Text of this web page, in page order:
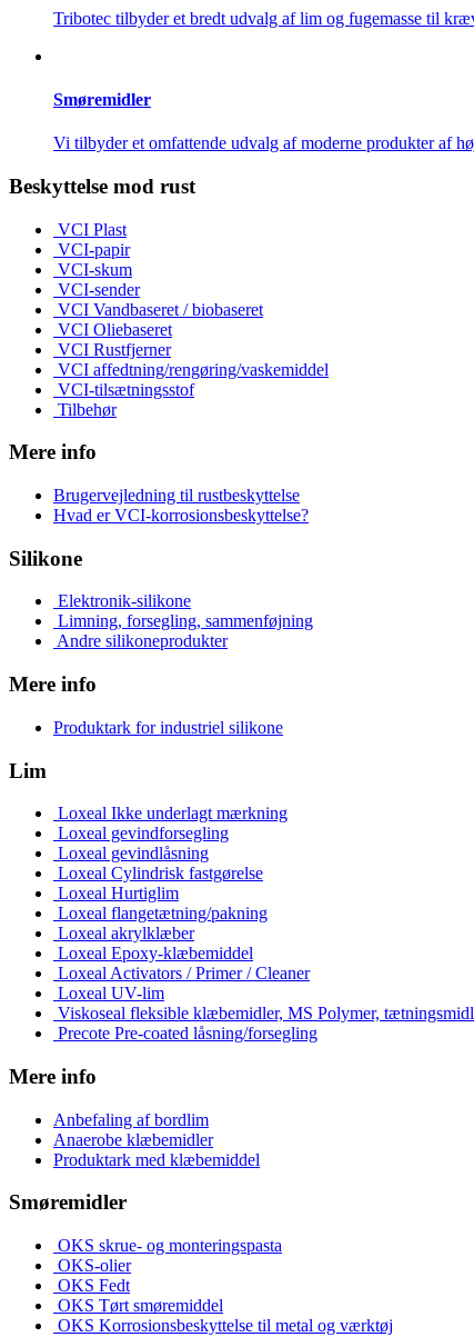
Tribotec tilbyder et bredt udvalg af lim og fugemasse til
Smøremidler
Vi tilbyder et omfattende udvalg af moderne produkter af
Beskyttelse mod rust
VCI Plast
VCI-papir
VCI-skum
VCI-sender
VCI Vandbaseret / biobaseret
VCI Oliebaseret
VCI Rustfjerner
VCI affedtning/rengøring/vaskemiddel
VCI-tilsætningsstof
Tilbehør
Mere info
Brugervejledning til rustbeskyttelse
Hvad er VCI-korrosionsbeskyttelse?
Silikone
Elektronik-silikone
Limning, forsegling, sammenføjning
Andre silikoneprodukter
Mere info
Produktark for industriel silikone
Lim
Loxeal Ikke underlagt mærkning
Loxeal gevindforsegling
Loxeal gevindlåsning
Loxeal Cylindrisk fastgørelse
Loxeal Hurtiglim
Loxeal flangetætning/pakning
Loxeal akrylklæber
Loxeal Epoxy-klæbemiddel
Loxeal Activators / Primer / Cleaner
Loxeal UV-lim
Viskoseal fleksible klæbemidler, MS Polymer,
Precote Pre-coated låsning/forsegling
Mere info
Anbefaling af bordlim
Anaerobe klæbemidler
Produktark med klæbemiddel
Smøremidler
OKS skrue- og monteringspasta
OKS-olier
OKS Fedt
OKS Tørt smøremiddel
OKS Korrosionsbeskyttelse til metal og værktøj